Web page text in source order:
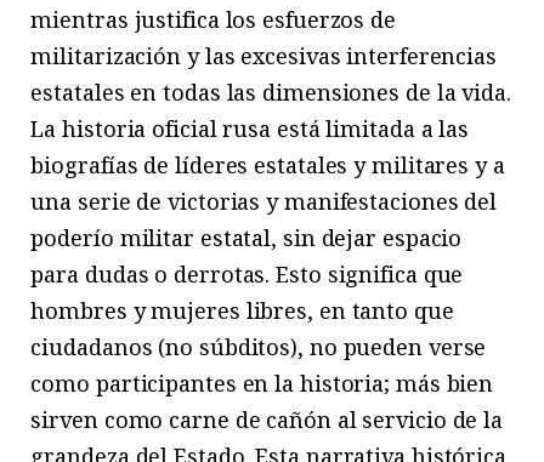
mientras justifica los esfuerzos de
militarización y las excesivas interferencias
estatales en todas las dimensiones de la vida.
La historia oficial rusa está limitada a las
biografías de líderes estatales y militares y a
una serie de victorias y manifestaciones del
poderío militar estatal, sin dejar espacio
para dudas o derrotas. Esto significa que
hombres y mujeres libres, en tanto que
ciudadanos (no súbditos), no pueden verse
como participantes en la historia; más bien
sirven como carne de cañón al servicio de la